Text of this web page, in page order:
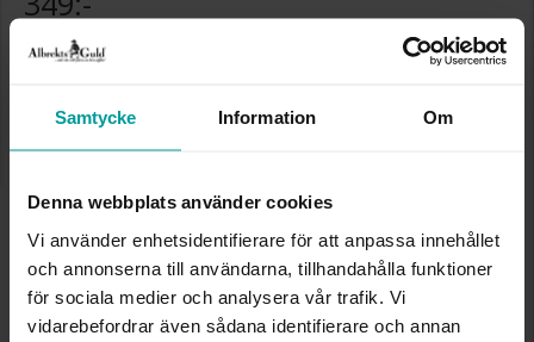
Samtycke Information Om
Denna webbplats använder cookies
Vi använder enhetsidentifierare för att anpassa innehållet
och annonserna till användarna, tillhandahålla funktioner
för sociala medier och analysera vår trafik. Vi
vidarebefordrar även sådana identifierare och annan
Presentinslagning +29:-
Lagervara. Leveranstid 2-5 arbetsdagar.
✅ Öppet köp i 30 dagar vid onlineköp.
LÄGG I VARUKORGEN